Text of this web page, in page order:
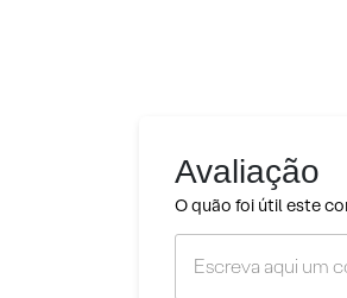
Avaliação
O quão foi útil este